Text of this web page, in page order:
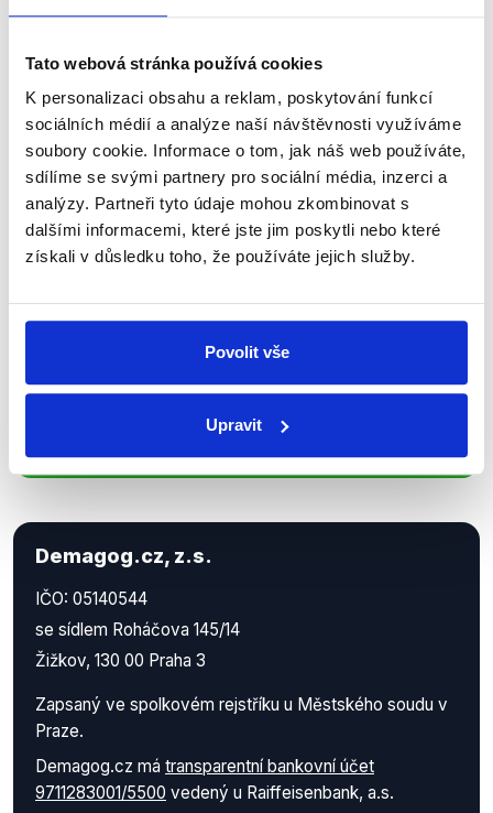
Tato webová stránka používá cookies
K personalizaci obsahu a reklam, poskytování funkcí
sociálních médií a analýze naší návštěvnosti využíváme
soubory cookie. Informace o tom, jak náš web používáte,
sdílíme se svými partnery pro sociální média, inzerci a
analýzy. Partneři tyto údaje mohou zkombinovat s
dalšími informacemi, které jste jim poskytli nebo které
získali v důsledku toho, že používáte jejich služby.
Povolit vše
Upravit
Sociální sítě
Nenechte si ujít nejnovější události
z Demagog.cz. Sdílením našich
práci.
Demagog.cz, z.s.
IČO: 05140544
se sídlem Roháčova 145/14
Žižkov, 130 00 Praha 3
Zapsaný ve spolkovém rejstříku u Městského soudu v
Praze.
Demagog.cz má transparentní bankovní účet
9711283001/5500 vedený u Raiffeisenbank, a.s.